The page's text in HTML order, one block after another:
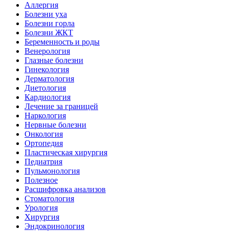
Аллергия
Болезни уха
Болезни горла
Болезни ЖКТ
Беременность и роды
Венерология
Глазные болезни
Гинекология
Дерматология
Диетология
Кардиология
Лечение за границей
Наркология
Нервные болезни
Онкология
Ортопедия
Пластическая хирургия
Педиатрия
Пульмонология
Полезное
Расшифровка анализов
Стоматология
Урология
Хирургия
Эндокринология